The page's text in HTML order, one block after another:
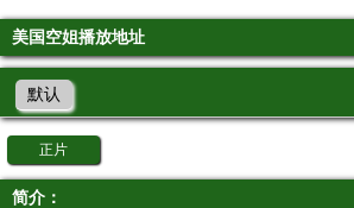
美国空姐播放地址
默认
正片
简介：